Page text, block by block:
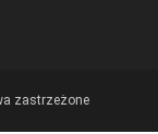
zastrzeżone